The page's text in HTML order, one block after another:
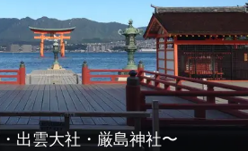
出雲大社・厳島神社〜